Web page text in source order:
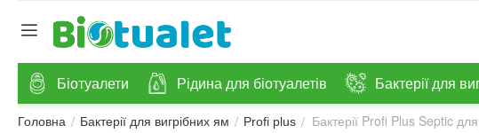
Біотуалети Рідина для біотуалетів Бактерії для
Головна / Бактерії для вигрібних ям / Profi plus / Бактерії Profi Plus Septic